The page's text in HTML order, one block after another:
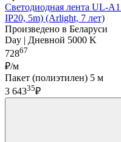
Светодиодная лента UL-
IP20, 5m) (Arlight, 7 лет)
Произведено в Беларуси
Day | Дневной 5000 K
72867
₽/м
Пакет (полиэтилен) 5 м
3 64335₽